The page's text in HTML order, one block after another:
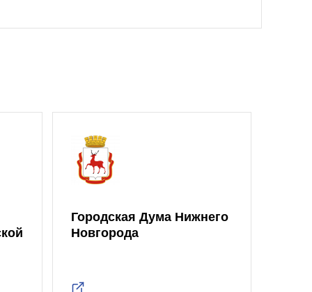
Городская Дума Нижнего
Новгорода